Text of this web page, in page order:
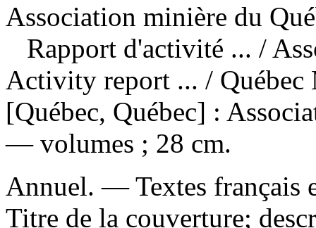
Association minière du
Rapport d'activité ... /
Activity report ... /
[Québec, Québec] :
— volumes ; 28 cm.
Annuel. — Textes français
Titre de la couverture;